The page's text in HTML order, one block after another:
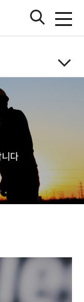
센트릭
유화학
이테크놀로지
검
전
체
열
기
다